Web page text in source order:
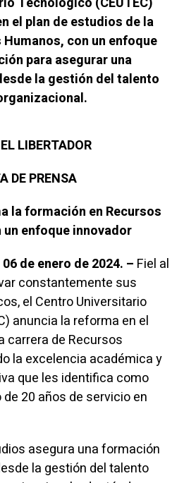
el plan de estudios de la
con un enfoque
para asegurar una
la gestión del talento
LIBERTADOR
DE PRENSA
la formación en Recursos
un enfoque innovador
de enero de 2024. – Fiel al
constantemente sus
el Centro Universitario
anuncia la reforma en el
carrera de Recursos
la excelencia académica y
que les identifica como
20 años de servicio en
asegura una formación
la gestión del talento